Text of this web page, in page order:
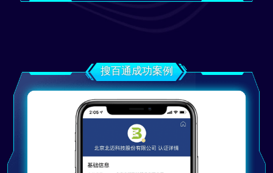
搜百通成功案例